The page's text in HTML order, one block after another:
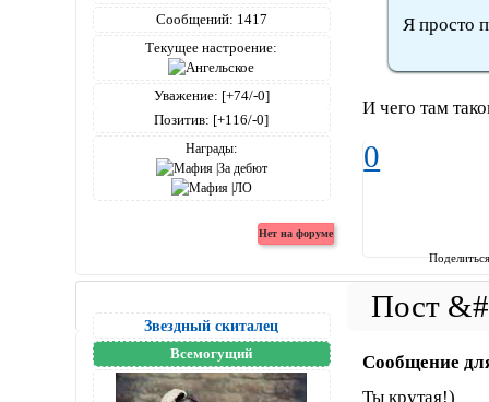
Сообщений: 1417
Текущее настроение:
Уважение: [+74/-0]
Позитив: [+116/-0]
Награды:
Я просто
И чего там
0
Звездный скиталец
Всемогущий
Сообщение
Ты крутая!)